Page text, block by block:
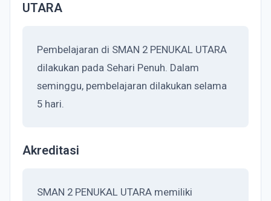
UTARA
Pembelajaran di SMAN 2 PENUKAL UTARA
dilakukan pada Sehari Penuh. Dalam
seminggu, pembelajaran dilakukan selama
5 hari.
Akreditasi
SMAN 2 PENUKAL UTARA memiliki